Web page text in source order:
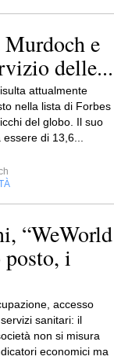
e
delle...
attualmente
nella lista di Forbes
del globo. Il suo
di 13,6...
“WeWorld
i
accesso
sanitari: il
non si misura
economici ma